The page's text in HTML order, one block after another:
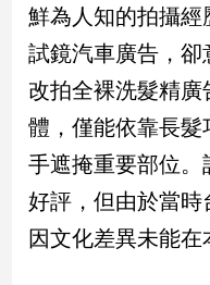
國
會
點
觀
點
兩
鮮為人知的拍攝
試鏡汽車廣告，
改拍全裸洗髮精
體，僅能依靠長髮
手遮掩重要部位
好評，但由於當時
因文化差異未能在